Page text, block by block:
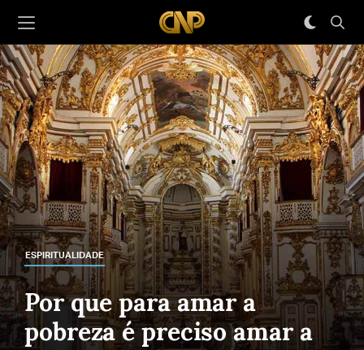
ESPIRITUALIDADE
Por que para amar a
pobreza é preciso amar a